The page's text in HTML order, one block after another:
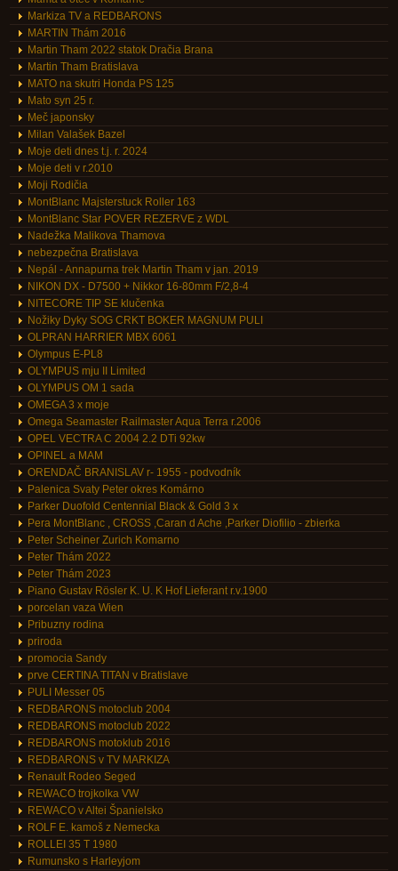
Markiza TV a REDBARONS
MARTIN Thám 2016
Martin Tham 2022 statok Dračia Brana
Martin Tham Bratislava
MATO na skutri Honda PS 125
Mato syn 25 r.
Meč japonsky
Milan Valašek Bazel
Moje deti dnes t.j. r. 2024
Moje deti v r.2010
Moji Rodičia
MontBlanc Majsterstuck Roller 163
MontBlanc Star POVER REZERVE z WDL
Nadežka Malikova Thamova
nebezpečna Bratislava
Nepál - Annapurna trek Martin Tham v jan. 2019
NIKON DX - D7500 + Nikkor 16-80mm F/2,8-4
NITECORE TIP SE klučenka
Nožiky Dyky SOG CRKT BOKER MAGNUM PULI
OLPRAN HARRIER MBX 6061
Olympus E-PL8
OLYMPUS mju II Limited
OLYMPUS OM 1 sada
OMEGA 3 x moje
Omega Seamaster Railmaster Aqua Terra r.2006
OPEL VECTRA C 2004 2.2 DTi 92kw
OPINEL a MAM
ORENDAČ BRANISLAV r- 1955 - podvodník
Palenica Svaty Peter okres Komárno
Parker Duofold Centennial Black & Gold 3 x
Pera MontBlanc , CROSS ,Caran d Ache ,Parker Diofilio - zbierka
Peter Scheiner Zurich Komarno
Peter Thám 2022
Peter Thám 2023
Piano Gustav Rösler K. U. K Hof Lieferant r.v.1900
porcelan vaza Wien
Pribuzny rodina
priroda
promocia Sandy
prve CERTINA TITAN v Bratislave
PULI Messer 05
REDBARONS motoclub 2004
REDBARONS motoclub 2022
REDBARONS motoklub 2016
REDBARONS v TV MARKIZA
Renault Rodeo Seged
REWACO trojkolka VW
REWACO v Altei Španielsko
ROLF E. kamoš z Nemecka
ROLLEI 35 T 1980
Rumunsko s Harleyjom